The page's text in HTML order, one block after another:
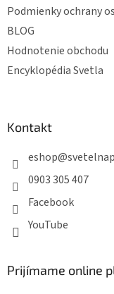
Podmienky ochrany
BLOG
Hodnotenie obchodu
Encyklopédia Svetla
Kontakt
eshop@
0903 305 407
Facebook
YouTube
Prijímame online